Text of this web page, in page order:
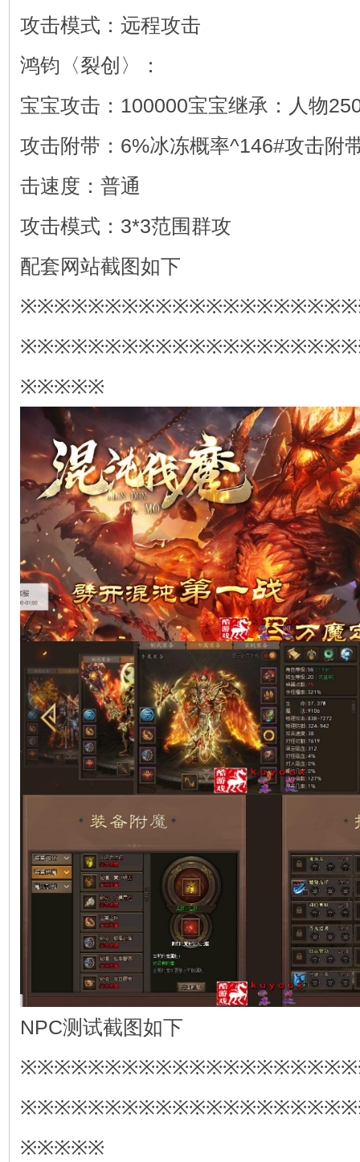
攻击模式：远程攻击
鸿钧〈裂创〉：
宝宝攻击：100000宝宝继承：人物
攻击附带：6%冰冻概率^146#攻击附
击速度：普通
攻击模式：3*3范围群攻
配套网站截图如下
※※※※※
NPC测试截图如下
※※※※※